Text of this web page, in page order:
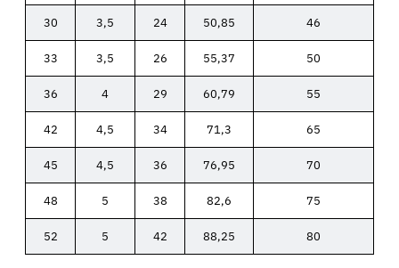
30 3,5 24 50,85 46
33 3,5 26 55,37 50
36 4 29 60,79 55
42 4,5 34 71,3 65
45 4,5 36 76,95 70
48 5 38 82,6 75
52 5 42 88,25 80